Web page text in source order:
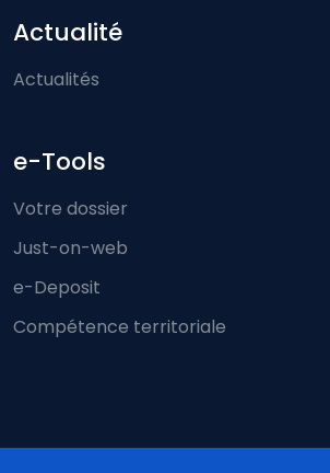
Actualité
Actualités
e-Tools
Votre dossier
Just-on-web
e-Deposit
Compétence territoriale